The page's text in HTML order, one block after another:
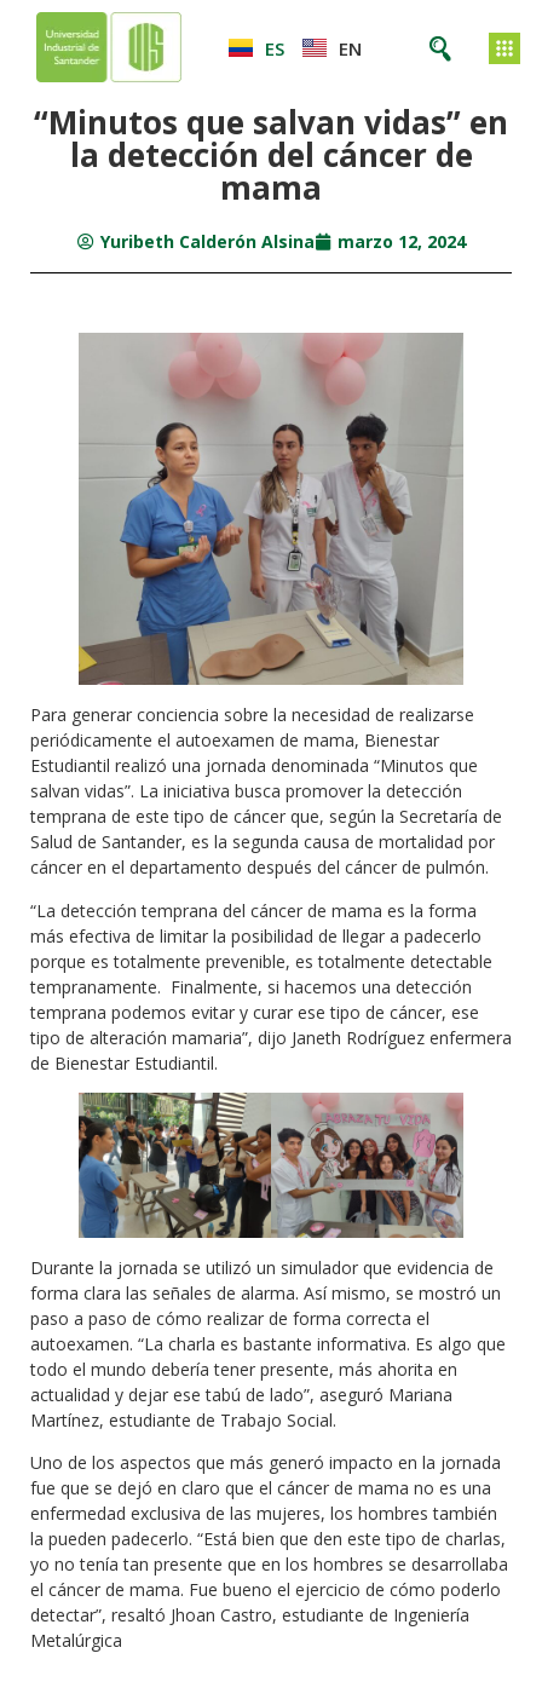
ES EN
“Minutos que salvan vidas” en
la detección del cáncer de
mama
Yuribeth Calderón Alsina marzo 12, 2024
Para generar conciencia sobre la necesidad de realizarse
periódicamente el autoexamen de mama, Bienestar
Estudiantil realizó una jornada denominada “Minutos que
salvan vidas”. La iniciativa busca promover la detección
temprana de este tipo de cáncer que, según la Secretaría de
Salud de Santander, es la segunda causa de mortalidad por
cáncer en el departamento después del cáncer de pulmón.
“La detección temprana del cáncer de mama es la forma
más efectiva de limitar la posibilidad de llegar a padecerlo
porque es totalmente prevenible, es totalmente detectable
tempranamente. Finalmente, si hacemos una detección
temprana podemos evitar y curar ese tipo de cáncer, ese
tipo de alteración mamaria”, dijo Janeth Rodríguez enfermera
de Bienestar Estudiantil.
Durante la jornada se utilizó un simulador que evidencia de
forma clara las señales de alarma. Así mismo, se mostró un
paso a paso de cómo realizar de forma correcta el
autoexamen. “La charla es bastante informativa. Es algo que
todo el mundo debería tener presente, más ahorita en
actualidad y dejar ese tabú de lado”, aseguró Mariana
Martínez, estudiante de Trabajo Social.
Uno de los aspectos que más generó impacto en la jornada
fue que se dejó en claro que el cáncer de mama no es una
enfermedad exclusiva de las mujeres, los hombres también
la pueden padecerlo. “Está bien que den este tipo de charlas,
yo no tenía tan presente que en los hombres se desarrollaba
el cáncer de mama. Fue bueno el ejercicio de cómo poderlo
detectar”, resaltó Jhoan Castro, estudiante de Ingeniería
Metalúrgica